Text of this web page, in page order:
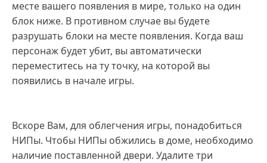
месте вашего появления в мире, только на один
блок ниже. В противном случае вы будете
разрушать блоки на месте появления. Когда ваш
персонаж будет убит, вы автоматически
переместитесь на ту точку, на которой вы
появились в начале игры.
Вскоре Вам, для облегчения игры, понадобиться
НИПы. Чтобы НИПы обжились в доме, необходимо
наличие поставленной двери. Удалите три